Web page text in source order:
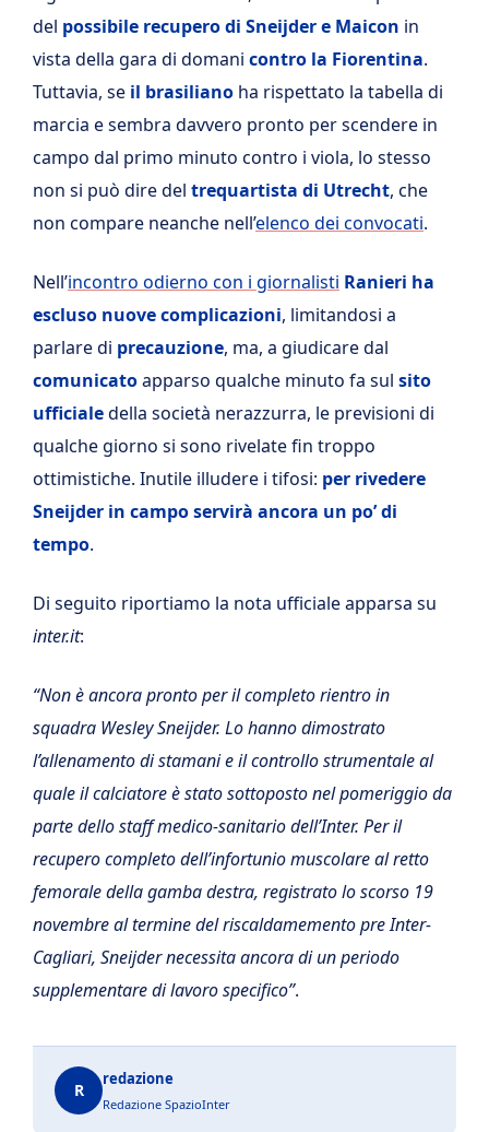
del possibile recupero di Sneijder e Maicon in
vista della gara di domani contro la Fiorentina.
Tuttavia, se il brasiliano ha rispettato la tabella di
marcia e sembra davvero pronto per scendere in
campo dal primo minuto contro i viola, lo stesso
non si può dire del trequartista di Utrecht, che
non compare neanche nell’elenco dei convocati.
Nell’incontro odierno con i giornalisti Ranieri ha
escluso nuove complicazioni, limitandosi a
parlare di precauzione, ma, a giudicare dal
comunicatoapparso qualche minuto fa sul sito
ufficialedella società nerazzurra, le previsioni di
qualche giorno si sono rivelate fin troppo
ottimistiche. Inutile illudere i tifosi: per rivedere
Sneijder in campo servirà ancora un po’ di
tempo.
Di seguito riportiamo la nota ufficiale apparsa su
inter.it:
“Non è ancora pronto per il completo rientro in
squadra Wesley Sneijder. Lo hanno dimostrato
l’allenamento di stamani e il controllo strumentale al
quale il calciatore è stato sottoposto nel pomeriggio da
parte dello staff medico-sanitario dell’Inter. Per il
recupero completo dell’infortunio muscolare al retto
femorale della gamba destra, registrato lo scorso 19
novembre al termine del riscaldamemento pre Inter-
Cagliari, Sneijder necessita ancora di un periodo
supplementare di lavoro specifico”.
R
redazione
Redazione SpazioInter